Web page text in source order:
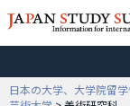
日本の大学、大学院留